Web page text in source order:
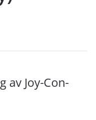
av Joy-Con-